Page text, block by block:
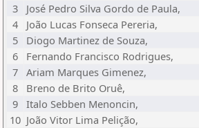
3
José Pedro Silva Gordo de Paula,
4
João Lucas Fonseca Pereria,
5
Diogo Martinez de Souza,
6
Fernando Francisco Rodrigues,
7 Ariam Marques Gimenez,
8
Breno de Brito Oruê,
9 Italo Sebben Menoncin,
10 João Vitor Lima Pelição,